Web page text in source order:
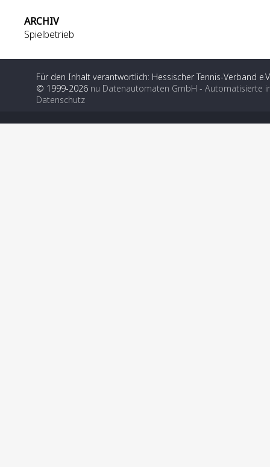
ARCHIV
Spielbetrieb
Für den Inhalt verantwortlich: Hessischer Tennis-Verband
© 1999-2026 nu Datenautomaten GmbH - Automatisierte
Datenschutz